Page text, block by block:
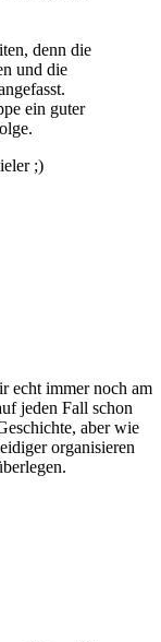
denn die
und die
ein guter
;)
echt immer noch am
jeden Fall schon
aber wie
organisieren